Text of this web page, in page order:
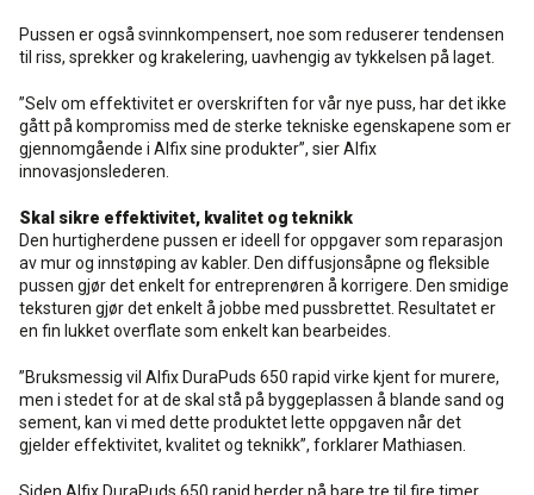
Pussen er også svinnkompensert, noe som reduserer tendensen
til riss, sprekker og krakelering, uavhengig av tykkelsen på laget.
”Selv om effektivitet er overskriften for vår nye puss, har det ikke
gått på kompromiss med de sterke tekniske egenskapene som er
gjennomgående i Alfix sine produkter”, sier Alfix
innovasjonslederen.
Skal sikre effektivitet, kvalitet og teknikk
Den hurtigherdene pussen er ideell for oppgaver som reparasjon
av mur og innstøping av kabler. Den diffusjonsåpne og fleksible
pussen gjør det enkelt for entreprenøren å korrigere. Den smidige
teksturen gjør det enkelt å jobbe med pussbrettet. Resultatet er
en fin lukket overflate som enkelt kan bearbeides.
”Bruksmessig vil Alfix DuraPuds 650 rapid virke kjent for murere,
men i stedet for at de skal stå på byggeplassen å blande sand og
sement, kan vi med dette produktet lette oppgaven når det
gjelder effektivitet, kvalitet og teknikk”, forklarer Mathiasen.